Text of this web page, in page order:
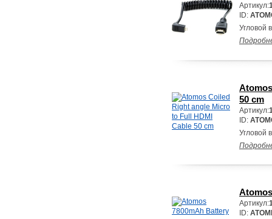
Артикул:
ID:
Угловой
50 cm
Артикул:
ID:
Угловой
Артикул:
ID: